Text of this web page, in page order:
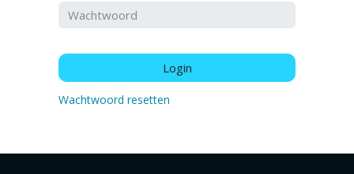
Login
Wachtwoord resetten